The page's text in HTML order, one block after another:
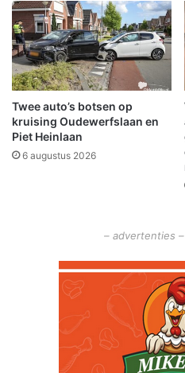
o
e
n
k
w
a
m
d
e
e
Twee auto’s botsen op
kruising Oudewerfslaan en
Piet Heinlaan
6 augustus 2026
– advertenties –